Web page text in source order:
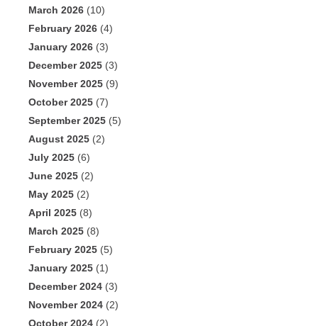
March 2026 (10)
February 2026 (4)
January 2026 (3)
December 2025 (3)
November 2025 (9)
October 2025 (7)
September 2025 (5)
August 2025 (2)
July 2025 (6)
June 2025 (2)
May 2025 (2)
April 2025 (8)
March 2025 (8)
February 2025 (5)
January 2025 (1)
December 2024 (3)
November 2024 (2)
October 2024 (2)